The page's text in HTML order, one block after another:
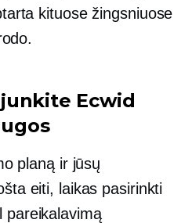
kituose žingsniuose
Ecwid
planą ir jūsų
eiti, laikas pasirinkti
pareikalavimą